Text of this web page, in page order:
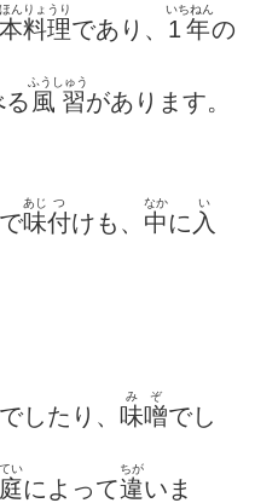
本
ほん
料理
りょうり
であり、 1年
いちねん
の
る 風習
ふうしゅう
があります。
で味
あじ
付
つ
けも、 中
なか
に 入
い
でしたり、 味噌
みぞ
でし
庭
てい
によって違
ちが
いま